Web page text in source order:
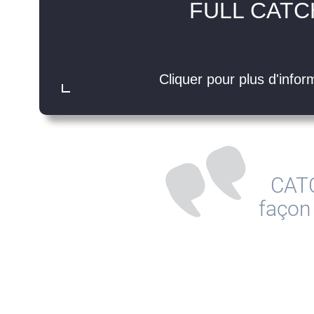
FULL
Cliquer pour plus
dans
115
1
ère
couronne,
75
en 2